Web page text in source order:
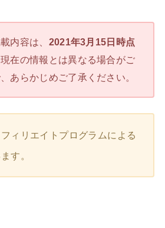
内容は、 2021年3月15日時点
在の情報とは異なる場合がご
あらかじめご了承ください。
ィリエイトプログラムによる
す。